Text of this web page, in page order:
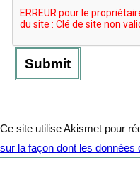
Ce site utilise Akismet pour
sur la façon dont les